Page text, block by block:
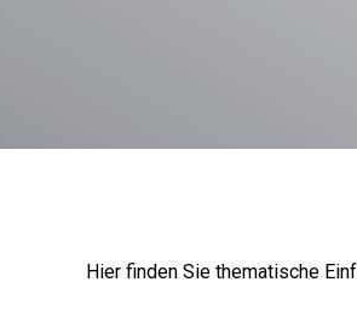
Hier finden Sie thematische